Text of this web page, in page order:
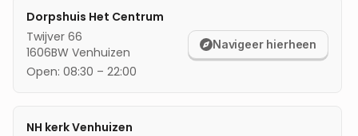
Dorpshuis Het Centrum
Twijver 66
1606BW Venhuizen
Open: 08:30 – 22:00
Navigeer hierheen
NH kerk Venhuizen
locatie